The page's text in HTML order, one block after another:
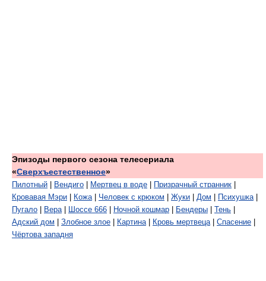
Эпизоды первого сезона телесериала
«Сверхъестественное»
Пилотный Вендиго Мертвец в воде Призрачный странник
Кровавая Мэри
Кожа| Человек с крюком Жуки Дом Психушка|
Пугало
Вера| Шоссе 666 Ночной кошмар Бендеры Тень
Адский дом
Злобное злое Картина| Кровь мертвеца| Спасение
Чёртова западня